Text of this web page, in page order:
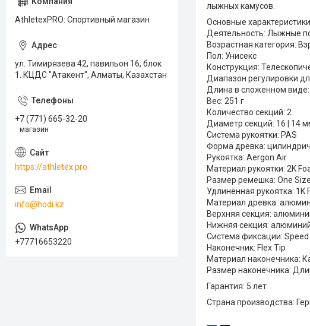
лыжных камусов.
Основные
Деятельность: Лыжные
Возрастная категория:
Пол: Унисекс
Конструкция:
Диапазон регулировки
Длина в сложенном виде:
Вес: 251 г
Количество секций: 2
Диаметр секций: 16 | 14
Система рукоятки: PAS
Форма древка:
Рукоятка: Aergon Air
Материал рукоятки: 2K
Размер ремешка: One
Удлинённая рукоятка: 1K
Материал древка:
Верхняя секция:
Нижняя секция:
Система фиксации: Speed
Наконечник: Flex Tip
Материал наконечника:
Размер наконечника:
Гарантия: 5 лет
Страна производства:
AthletexPRO: Спортивный магазин
ул. Тимирязева 42, павильон 16, блок
1. КЦДС "Атакент", Алматы, Казахстан
+7 (771) 665-32-20
магазин
https://athletex.pro
info@hodi.kz
+77716653220